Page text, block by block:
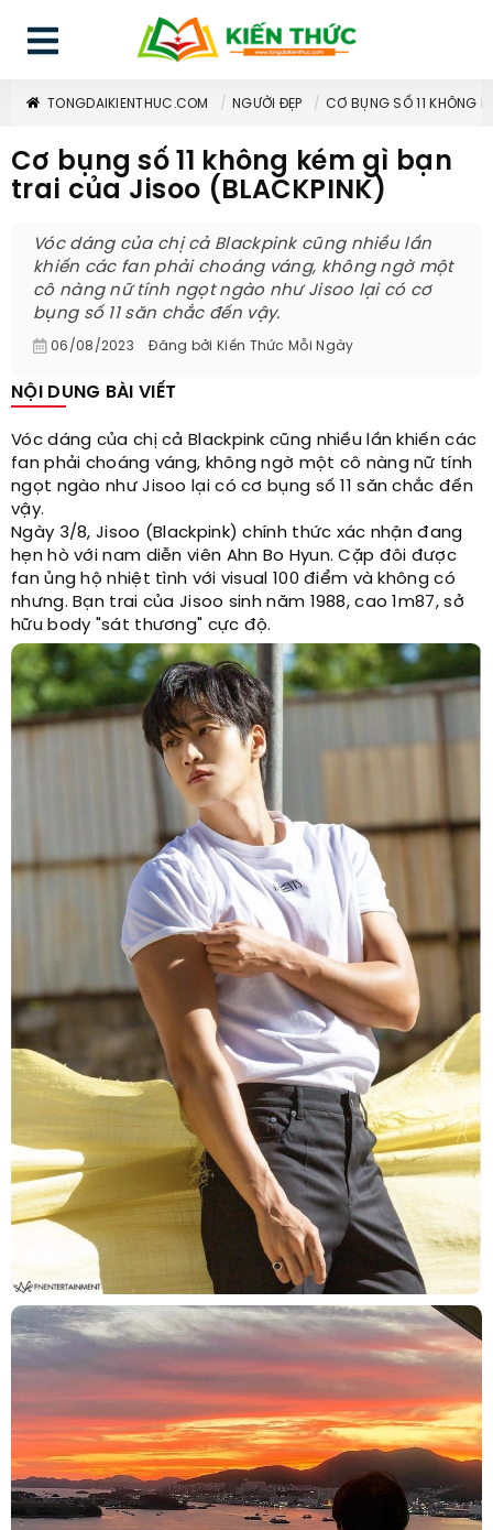
TONGDAIKIENTHUC.COM NGƯỜI ĐẸP CƠ BỤNG SỐ 11 KHÔNG
Cơ bụng số 11 không kém gì bạn
trai của Jisoo (BLACKPINK)
Vóc dáng của chị cả Blackpink cũng nhiều lần
khiến các fan phải choáng váng, không ngờ một
cô nàng nữ tính ngọt ngào như Jisoo lại có cơ
bụng số 11 săn chắc đến vậy.
06/08/2023 Đăng bởi Kiến Thức Mỗi Ngày
NỘI DUNG BÀI VIẾT
Vóc dáng của chị cả Blackpink cũng nhiều lần khiến các
fan phải choáng váng, không ngờ một cô nàng nữ tính
ngọt ngào như Jisoo lại có cơ bụng số 11 săn chắc đến
vậy.
Ngày 3/8, Jisoo (Blackpink) chính thức xác nhận đang
hẹn hò với nam diễn viên Ahn Bo Hyun. Cặp đôi được
fan ủng hộ nhiệt tình với visual 100 điểm và không có
nhưng. Bạn trai của Jisoo sinh năm 1988, cao 1m87, sở
hữu body "sát thương" cực độ.